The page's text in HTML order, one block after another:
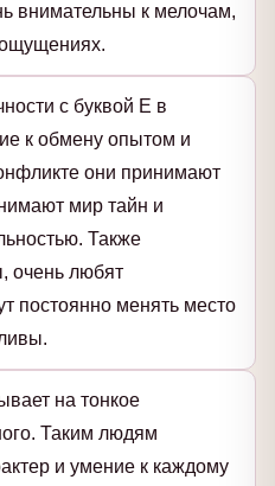
внимательны к мелочам,
с буквой Е в
к обмену опытом и
они принимают
мир тайн и
Также
очень любят
постоянно менять место
на тонкое
Таким людям
и умение к каждому